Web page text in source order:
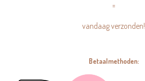
=
vandaag verzonden!
Betaalmethoden: